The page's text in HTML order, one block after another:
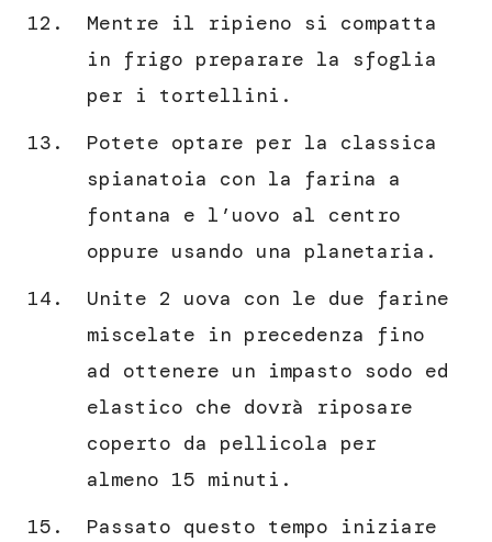
Mentre il ripieno si compatta
in frigo preparare la sfoglia
per i tortellini.
Potete optare per la classica
spianatoia con la farina a
fontana e l’uovo al centro
oppure usando una planetaria.
Unite 2 uova con le due farine
miscelate in precedenza fino
ad ottenere un impasto sodo ed
elastico che dovrà riposare
coperto da pellicola per
almeno 15 minuti.
Passato questo tempo iniziare